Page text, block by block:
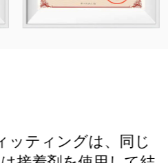
ー主導、時代と歩調を合
原材料の厳格な調達を
チャネルを活用して高品
ッティングは、同じ